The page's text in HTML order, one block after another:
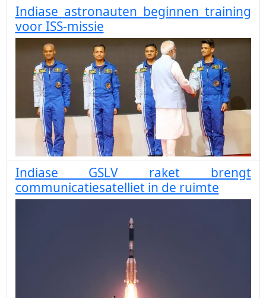
Indiase astronauten beginnen training
voor ISS-missie
Indiase GSLV raket brengt
communicatiesatelliet in de ruimte